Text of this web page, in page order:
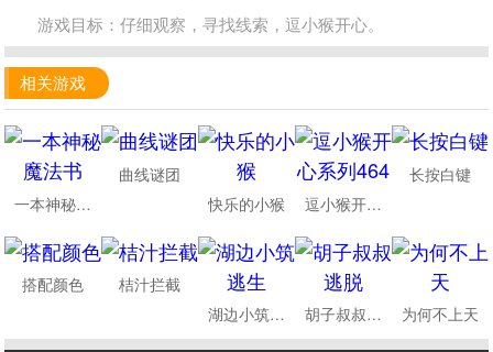
游戏目标：仔细观察，寻找线索，逗小猴开心。
相关游戏
一本神秘魔法书
曲线谜团
快乐的小猴
逗小猴开心系列464
长按白键
搭配颜色
桔汁拦截
湖边小筑逃生
胡子叔叔逃脱 为何不上天